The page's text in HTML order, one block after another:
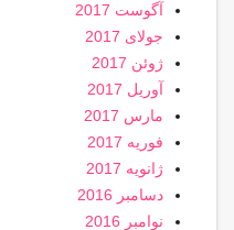
آگوست 2017
جولای 2017
ژوئن 2017
آوریل 2017
مارس 2017
فوریه 2017
ژانویه 2017
دسامبر 2016
نوامبر 2016